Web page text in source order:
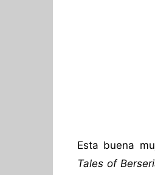
Esta buena
Tales of